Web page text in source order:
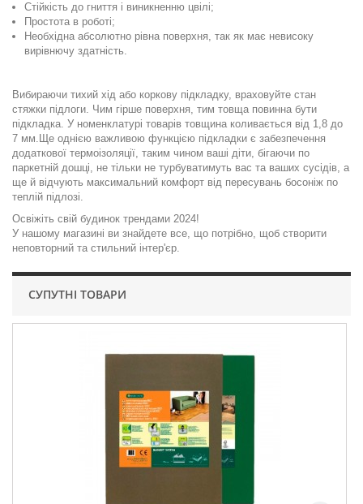
Стійкість до гниття і виникненню цвілі;
Простота в роботі;
Необхідна абсолютно рівна поверхня, так як має невисоку
вирівнючу здатність.
Вибираючи тихий хід або коркову підкладку, враховуйте стан
стяжки підлоги. Чим гірше поверхня, тим товща повинна бути
підкладка. У номенклатурі товарів товщина коливається від 1,8 до
7 мм. Ще однією важливою функцією підкладки є забезпечення
додаткової термоізоляції, таким чином ваші діти, бігаючи по
паркетній дошці, не тільки не турбуватимуть вас та ваших сусідів, а
ще й відчують максимальний комфорт від пересувань босоніж по
теплій підлозі.
Освіжіть свій будинок трендами 2024!
У нашому магазині ви знайдете все, що потрібно, щоб створити
неповторний та стильний інтер'єр.
СУПУТНІ ТОВАРИ